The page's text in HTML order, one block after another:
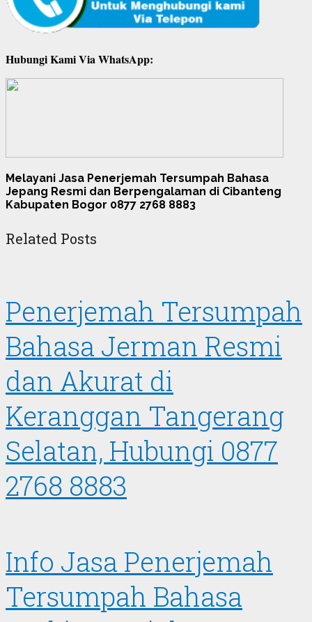
Hubungi Kami Via WhatsApp:
Melayani Jasa Penerjemah Tersumpah Bahasa
Jepang Resmi dan Berpengalaman di Cibanteng
Kabupaten Bogor 0877 2768 8883
Related Posts
Penerjemah Tersumpah
Bahasa Jerman Resmi
dan Akurat di
Keranggan Tangerang
Selatan, Hubungi 0877
2768 8883
Info Jasa Penerjemah
Tersumpah Bahasa